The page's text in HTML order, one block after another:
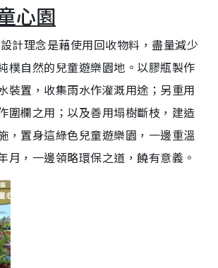
e
d
:
9
.
1
%
a
i
n
i
e
n
心園
計理念是藉使用回收物料，盡量減少
樸自然的兒童遊樂園地。以膠瓶製作
裝置，收集雨水作灌溉用途；另重用
圍欄之用；以及善用塌樹斷枝，建造
，置身這綠色兒童遊樂園，一邊重溫
月，一邊領略環保之道，饒有意義。